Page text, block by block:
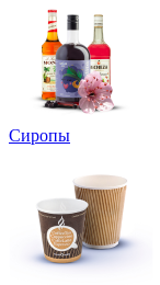
Сиропы